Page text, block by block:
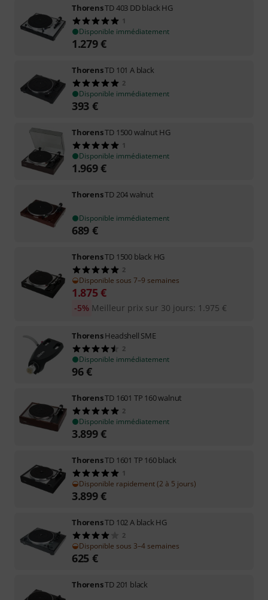
ThorensTD 403 DD black HG
1
Disponible immédiatement
1.279€
ThorensTD 101 A black
2
Disponible immédiatement
393 €
ThorensTD 1500 walnut HG
1
Disponible immédiatement
1.969€
ThorensTD 204 walnut
Disponible immédiatement
689 €
ThorensTD 1500 black HG
2
Disponible sous 7–9 semaines
1.875€
Meilleur prix sur 30 jours: 1.975 €
-5%
ThorensHeadshell SME
2
Disponible immédiatement
96€
ThorensTD 1601 TP 160 walnut
2
Disponible immédiatement
3.899€
ThorensTD 1601 TP 160 black
1
Disponible rapidement (2 à 5 jours)
3.899€
ThorensTD 102 A black HG
2
Disponible sous 3–4 semaines
625 €
ThorensTD 201 black